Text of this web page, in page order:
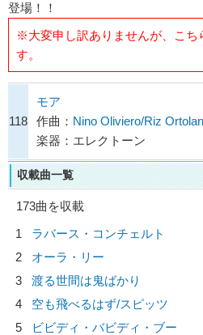
登場！！
※大変申し訳ありませんが、こち
す。
118
モア
作曲： Nino Oliviero/Riz
楽器：エレクトーン
収載曲一覧
173曲を収載
1
ラバース・コンチェルト
2
オーラ・リー
3
渡る世間は鬼ばかり
4
空も飛べるはず/スピッツ
5
ビビディ・バビディ・ブー